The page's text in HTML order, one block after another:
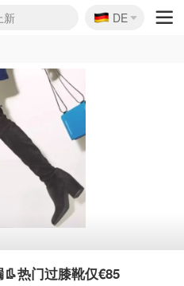
新
大促
效
外叠85折
日更新
+叠9折
🇩🇪
DE
热门过膝靴仅€85